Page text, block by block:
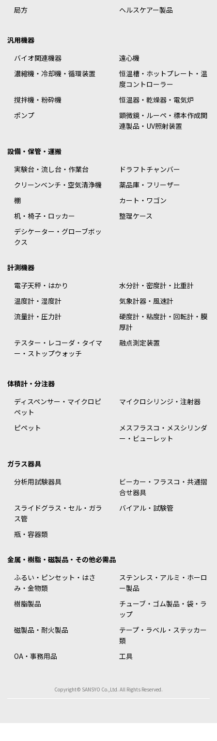
局方
ヘルスケアー製品
汎用機器
バイオ関連機器
遠心機
濃縮機・冷却機・循環装置
恒温槽・ホットプレート・温
度コントローラー
撹拌機・粉砕機
恒温器・乾燥器・電気炉
ポンプ
顕微鏡・ルーペ・標本作成関
連製品・UV照射装置
設備・保管・運搬
実験台・流し台・作業台
ドラフトチャンバー
クリーンベンチ・空気清浄機
薬品庫・フリーザー
棚
カート・ワゴン
机・椅子・ロッカー
整理ケース
デシケーター・グローブボッ
クス
計測機器
電子天秤・はかり
水分計・密度計・比重計
温度計・湿度計
気象計器・風速計
流量計・圧力計
硬度計・粘度計・回転計・膜
厚計
テスター・レコーダ・タイマ
ー・ストップウォッチ
融点測定装置
体積計・分注器
ディスペンサー・マイクロピ
ペット
マイクロシリンジ・注射器
ピペット
メスフラスコ・メスシリンダ
ー・ビューレット
ガラス器具
分析用試験器具
ビーカー・フラスコ・共通摺
合せ器具
スライドグラス・セル・ガラ
ス管
バイアル・試験管
瓶・容器類
金属・樹脂・磁製品・その他必需品
ふるい・ピンセット・はさ
み・金物類
ステンレス・アルミ・ホーロ
ー製品
樹脂製品
チューブ・ゴム製品・袋・ラ
ップ
磁製品・耐火製品
テープ・ラベル・ステッカー
類
OA・事務用品
工具
Copyright© SANSYO Co.,Ltd. All Rights Reserved.